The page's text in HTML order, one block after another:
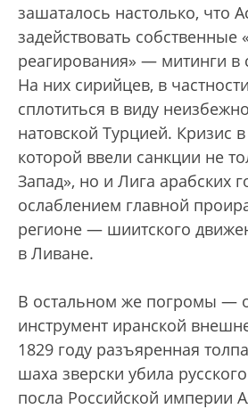
зашаталось настолько, что
задействовать собственные
реагирования» — митинги в
На них сирийцев, в
сплотиться в виду
натовской Турцией. Кризис
которой ввели санкции не
Запад», но и Лига арабских
ослаблением главной
регионе — шиитского
в Ливане.
В остальном же погромы —
инструмент иранской
1829 году разъяренная
шаха зверски убила
посла Российской империи